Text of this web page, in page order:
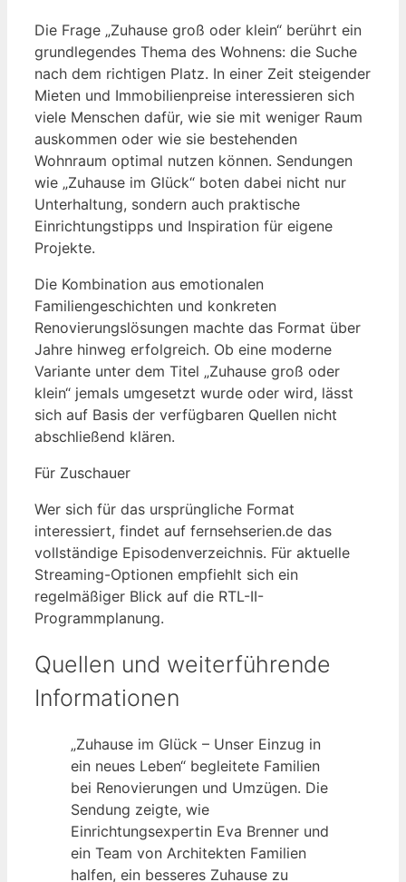
Die Frage „Zuhause groß oder klein“ berührt ein
grundlegendes Thema des Wohnens: die Suche
nach dem richtigen Platz. In einer Zeit steigender
Mieten und Immobilienpreise interessieren sich
viele Menschen dafür, wie sie mit weniger Raum
auskommen oder wie sie bestehenden
Wohnraum optimal nutzen können. Sendungen
wie „Zuhause im Glück“ boten dabei nicht nur
Unterhaltung, sondern auch praktische
Einrichtungstipps und Inspiration für eigene
Projekte.
Die Kombination aus emotionalen
Familiengeschichten und konkreten
Renovierungslösungen machte das Format über
Jahre hinweg erfolgreich. Ob eine moderne
Variante unter dem Titel „Zuhause groß oder
klein“ jemals umgesetzt wurde oder wird, lässt
sich auf Basis der verfügbaren Quellen nicht
abschließend klären.
Für Zuschauer
Wer sich für das ursprüngliche Format
interessiert, findet auf fernsehserien.de das
vollständige Episodenverzeichnis. Für aktuelle
Streaming-Optionen empfiehlt sich ein
regelmäßiger Blick auf die RTL-II-
Programmplanung.
Quellen und weiterführende
Informationen
„Zuhause im Glück – Unser Einzug in
ein neues Leben“ begleitete Familien
bei Renovierungen und Umzügen. Die
Sendung zeigte, wie
Einrichtungsexpertin Eva Brenner und
ein Team von Architekten Familien
halfen, ein besseres Zuhause zu